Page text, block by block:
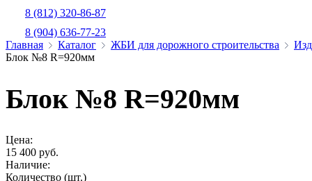
8 (812) 320-86-87
8 (904) 636-77-23
Главная
Каталог ЖБИ для дорожного строительства
Блок №8 R=920мм
Блок №8 R=920мм
Цена:
15 400 руб.
Наличие:
Количество (шт.)